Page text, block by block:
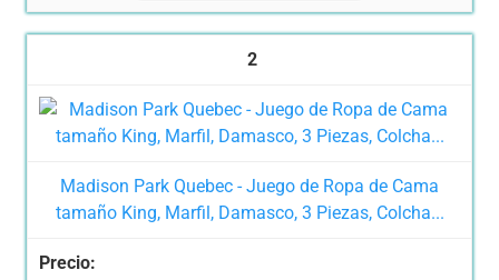
2
Madison Park Quebec - Juego de Ropa de Cama
tamaño King, Marfil, Damasco, 3 Piezas, Colcha...